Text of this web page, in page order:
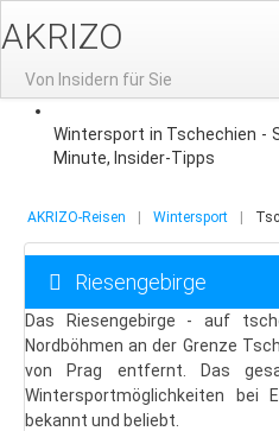
AKRIZO
Von Insidern für Sie
Home
News
Gruppenreisen nach Prag
Aktuelle Angebote
Reisevorschlag: 3-Tage-
Gruppenhotels
Gruppenreisen-
Wintersport in Tschechien -
Minute, Insider-Tipps
AKRIZO-Reisen Wintersport
Riesengebirge
Das Riesengebirge - auf
Nordböhmen an der Grenze
von Prag entfernt. Das
Wintersportmöglichkeiten bei
bekannt und beliebt.